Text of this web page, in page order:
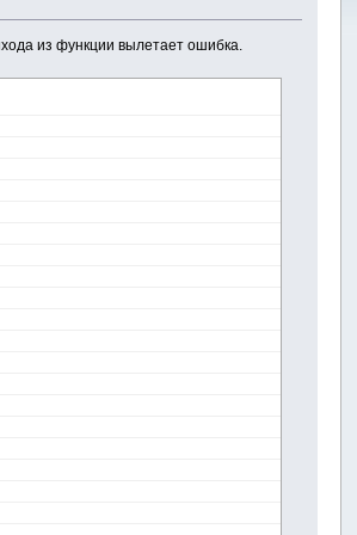
из функции вылетает ошибка.